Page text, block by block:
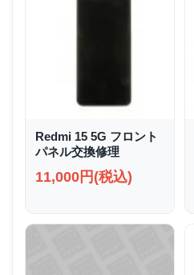
Redmi 15 5G フロント
パネル交換修理
11,000円(税込)